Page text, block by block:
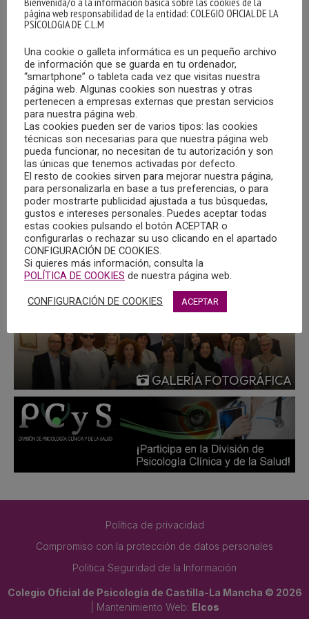
OFERTA DE EMPLEO EN MADRID
30/08/2023
La Federación Internacional de Comunidades Educativas
(FICE) está llevando a cabo un proyecto piloto de
Acogimiento Familiar Especializado en varias
comunidades autónomas, entre ellas Madrid, financiado
con fondo social Europeo.
MÁS
GALERÍA FOTOGRÁFICA
Política de privacidad
Compromiso con la protección de datos personales
Politica Seguridad de la Información
Colegio Oficial de Psicología de Castilla-La Mancha © 2026
| Mantenimiento Web: Elcos
página web responsabilidad de la entidad: COLEGIO OFICIAL DE LA
PSICOLOGIA DE C.L.M
Una cookie o galleta informática es un pequeño archivo
de información que se guarda en tu ordenador,
“smartphone” o tableta cada vez que visitas nuestra
página web. Algunas cookies son nuestras y otras
pertenecen a empresas externas que prestan servicios
para nuestra página web.
Las cookies pueden ser de varios tipos: las cookies
técnicas son necesarias para que nuestra página web
pueda funcionar, no necesitan de tu autorización y son
las únicas que tenemos activadas por defecto.
El resto de cookies sirven para mejorar nuestra página,
para personalizarla en base a tus preferencias, o para
poder mostrarte publicidad ajustada a tus búsquedas,
gustos e intereses personales. Puedes aceptar todas
estas cookies pulsando el botón ACEPTAR o
configurarlas o rechazar su uso clicando en el apartado
CONFIGURACIÓN DE COOKIES.
Si quieres más información, consulta la
POLÍTICA DE COOKIES de nuestra página web.
CONFIGURACIÓN DE COOKIES ACEPTAR